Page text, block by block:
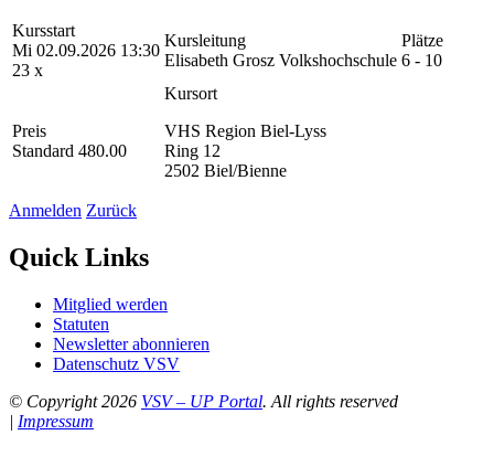
Kursstart
Mi 02.09.2026 13:30
23 x
Kursleitung
Elisabeth Grosz Volkshochschule
Plätze
6 - 10
Preis
Standard 480.00
Kursort
VHS Region Biel-Lyss
Ring 12
2502 Biel/Bienne
Anmelden Zurück
Quick Links
Mitglied werden
Statuten
Newsletter abonnieren
Datenschutz VSV
© Copyright 2026 VSV – UP Portal. All rights reserved
| Impressum